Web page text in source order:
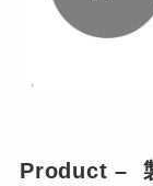
Product –